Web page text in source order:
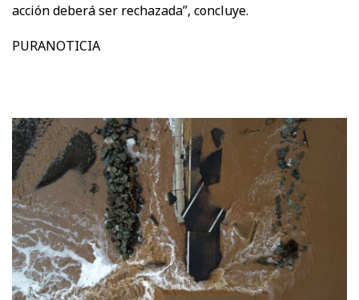
acción deberá ser rechazada”, concluye.
PURANOTICIA